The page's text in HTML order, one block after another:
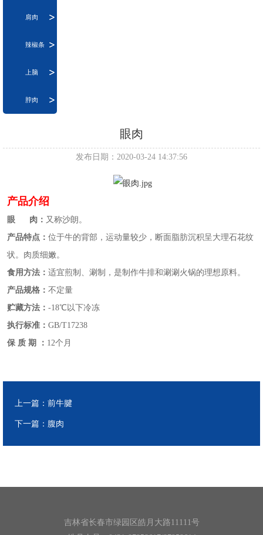
肩肉
辣椒条
上脑
脖肉
眼肉
发布日期：2020-03-24 14:37:56
产品介绍
眼 肉： 又称沙朗。
产品特点： 位于牛的背部，运动量较少，断面脂肪沉积呈大理石花纹
状。肉质细嫩。
食用方法： 适宜煎制、涮制，是制作牛排和涮涮火锅的理想原料。
产品规格： 不定量
贮藏方法： -18℃以下冷冻
执行标准： GB/T17238
保 质 期 ： 12个月
上一篇：前牛腱
下一篇： 腹肉
吉林省长春市绿园区皓月大路11111号